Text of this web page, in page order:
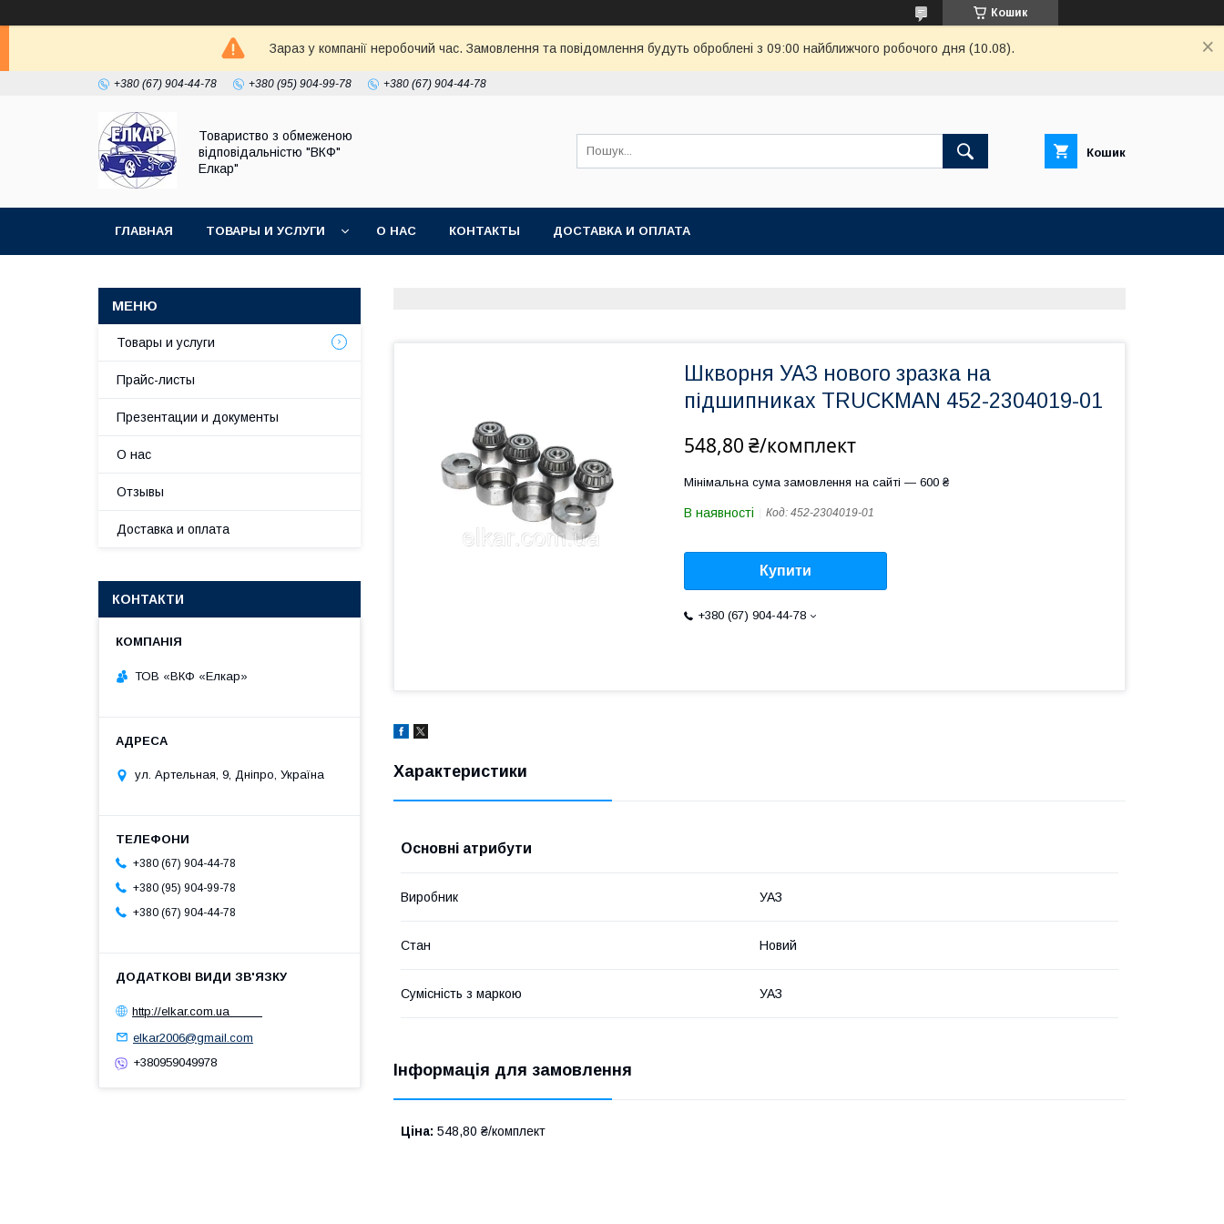
Кошик
Зараз у компанії неробочий час. Замовлення та повідомлення будуть оброблені з 09:00 найближчого робочого дня (10.08).
+380 (67) 904-44-78 +380 (95) 904-99-78 +380 (67) 904-44-78
Товариство з обмеженою
відповідальністю "ВКФ"
Елкар"
Кошик
ГЛАВНАЯ ТОВАРЫ И УСЛУГИ О НАС КОНТАКТЫ ДОСТАВКА И ОПЛАТА
Шкворня УАЗ нового зразка на
підшипниках TRUСKMAN 452-2304019-01
548,80 ₴/комплект
Мінімальна сума замовлення на сайті — 600 ₴
В наявності Код: 452-2304019-01
Купити
+380 (67) 904-44-78
Характеристики
Основні атрибути
Виробник УАЗ
Стан Новий
Сумісність з маркою УАЗ
Інформація для замовлення
Ціна: 548,80 ₴/комплект
Товары и услуги
Прайс-листы
Презентации и документы
О нас
Отзывы
Доставка и оплата
КОНТАКТИ
ТОВ «ВКФ «Елкар»
ул. Артельная, 9, Дніпро, Україна
+380 (67) 904-44-78
+380 (95) 904-99-78
+380 (67) 904-44-78
http://elkar.com.ua
elkar2006@gmail.com
+380959049978